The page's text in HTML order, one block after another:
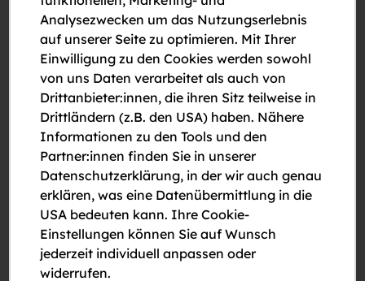
Anmerkungen
Bitte um Rückruf
Bitte um eine Besichtigung
Ich stimme der Erklärung zum Datenschutz zu.
Analysezwecken um das Nutzungserlebnis
auf unserer Seite zu optimieren. Mit Ihrer
Einwilligung zu den Cookies werden sowohl
von uns Daten verarbeitet als auch von
Drittanbieter:innen, die ihren Sitz teilweise in
Drittländern (z.B. den USA) haben. Nähere
Informationen zu den Tools und den
Partner:innen finden Sie in unserer
Datenschutzerklärung, in der wir auch genau
erklären, was eine Datenübermittlung in die
USA bedeuten kann. Ihre Cookie-
Einstellungen können Sie auf Wunsch
jederzeit individuell anpassen oder
widerrufen.